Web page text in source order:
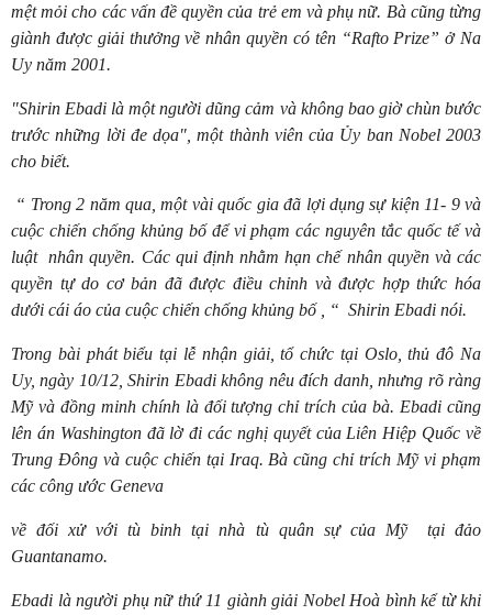
mệt mỏi cho các vấn đề quyền của trẻ em và phụ nữ. Bà cũng từng
giành được giải thưởng về nhân quyền có tên “Rafto Prize” ở Na
Uy năm 2001.
"Shirin Ebadi là một người dũng cảm và không bao giờ chùn bước
trước những lời đe dọa", một thành viên của Ủy ban Nobel 2003
cho biết.
“ Trong 2 năm qua, một vài quốc gia đã lợi dụng sự kiện 11- 9 và
cuộc chiến chống khủng bố để vi phạm các nguyên tắc quốc tế và
luật
nhân quyền. Các qui định nhằm hạn chế nhân quyền và các
quyền tự do cơ bản đã được điều chỉnh và được hợp thức hóa
dưới cái áo của cuộc chiến chống khủng bố , “ Shirin Ebadi nói.
Trong bài phát biểu tại lễ nhận giải, tổ chức tại Oslo,thủ đô Na
Uy, ngày 10/12, Shirin Ebadi không nêu đích danh, nhưng rõ ràng
Mỹ và đồng minh chính là đối tượng chỉ trích của bà. Ebadi cũng
lên án Washingtonđã lờ đi các nghị quyết của Liên Hiệp Quốc về
Trung Đông và cuộc chiến tại Iraq. Bà cũng chỉ trích Mỹ vi phạm
các công ước Geneva
về đối xử với tù binh tại nhà tù quân sự của Mỹ
tại đảo
Guantanamo.
Ebadi là người phụ nữ thứ 11 giành giải Nobel Hoà bình kể từ khi